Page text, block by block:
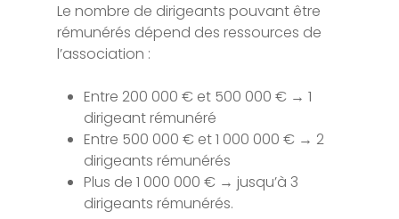
Le nombre de dirigeants pouvant être
rémunérés dépend des ressources de
l’association :
Entre 200 000 € et 500 000 € → 1
dirigeant rémunéré
Entre 500 000 € et 1 000 000 € → 2
dirigeants rémunérés
Plus de 1 000 000 € → jusqu’à 3
dirigeants rémunérés.